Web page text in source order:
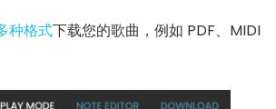
种格式下载您的歌曲，例如 PDF、MIDI